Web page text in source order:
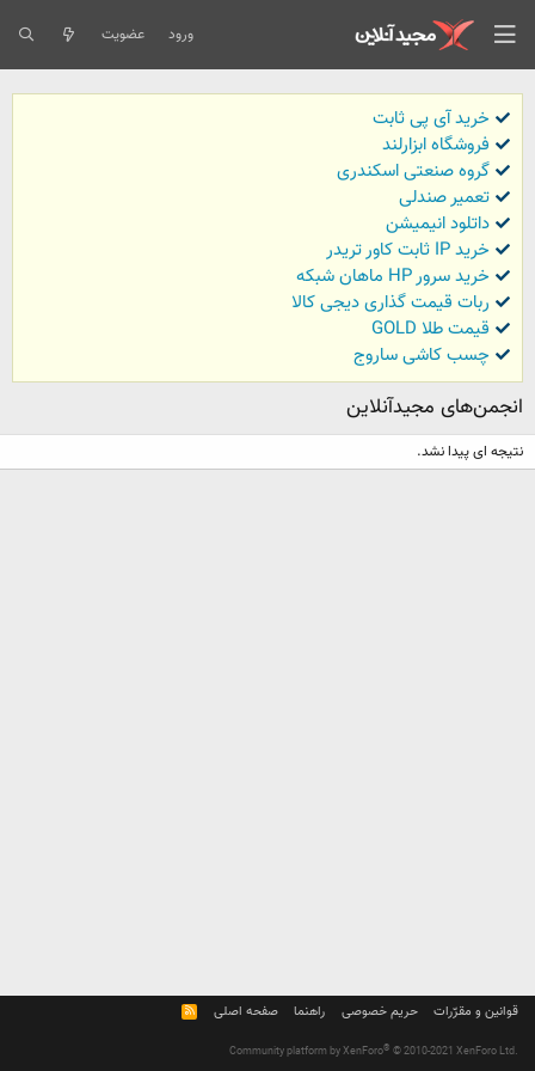
ورود عضویت
خرید آی پی ثابت
فروشگاه ابزارلند
گروه صنعتی اسکندری
تعمیر صندلی
داتلود انیمیشن
خرید IP ثابت کاور تریدر
خرید سرور HP ماهان شبکه
ربات قیمت گذاری دیجی کالا
قیمت طلا GOLD
چسب کاشی ساروج
انجمن‌های مجیدآنلاین
نتیجه ای پیدا نشد.
قوانین و مقرّرات حریم خصوصی راهنما صفحه اصلی
R
S
Community platform by XenForo® © 2010-2021 XenForo Ltd.